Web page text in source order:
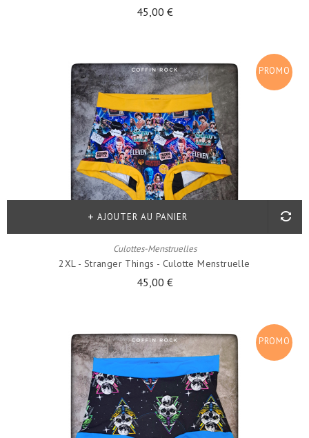
45,00 €
PROMO
Culottes-Menstruelles
2XL - Stranger Things - Culotte Menstruelle
45,00 €
AJOUTER AU PANIER
PROMO